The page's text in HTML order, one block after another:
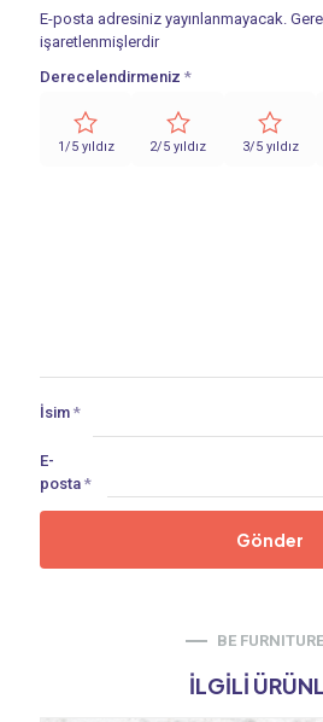
E-posta adresiniz yayınlanmayacak.
işaretlenmişlerdir
Derecelendirmeniz *
1/5 yıldız 2/5 yıldız 3/5 yıldız
İsim *
E-
posta *
BE FURNITURE
İLGILI